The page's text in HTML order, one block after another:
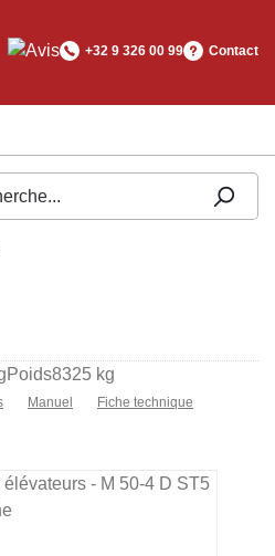
+32 9 326 00 99 Contact
Poids8325 kg
Manuel Fiche technique